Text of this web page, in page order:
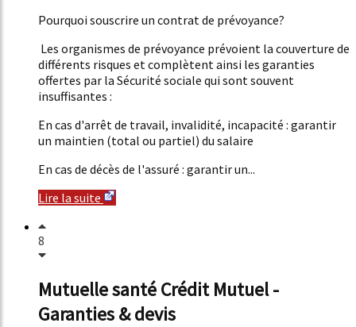
Pourquoi souscrire un contrat de prévoyance?
Les organismes de prévoyance prévoient la couverture de
différents risques et complètent ainsi les garanties
offertes par la Sécurité sociale qui sont souvent
insuffisantes :
En cas d'arrêt de travail, invalidité, incapacité : garantir
un maintien (total ou partiel) du salaire
En cas de décès de l'assuré : garantir un...
Lire la suite
8
Mutuelle santé Crédit Mutuel -
Garanties & devis